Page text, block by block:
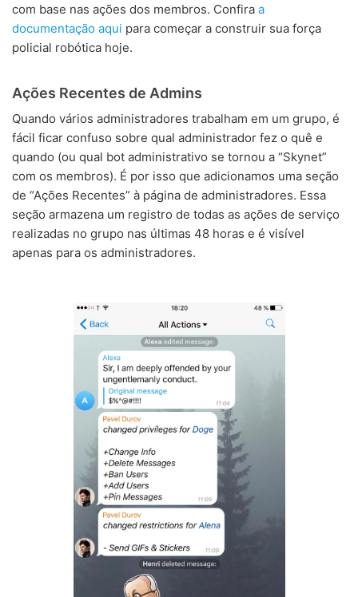
com base nas ações dos membros. Confira a
documentação aqui para começar a construir sua força
policial robótica hoje.
Ações Recentes de Admins
Quando vários administradores trabalham em um grupo, é
fácil ficar confuso sobre qual administrador fez o quê e
quando (ou qual bot administrativo se tornou a “Skynet”
com os membros). É por isso que adicionamos uma seção
de “Ações Recentes” à página de administradores. Essa
seção armazena um registro de todas as ações de serviço
realizadas no grupo nas últimas 48 horas e é visível
apenas para os administradores.